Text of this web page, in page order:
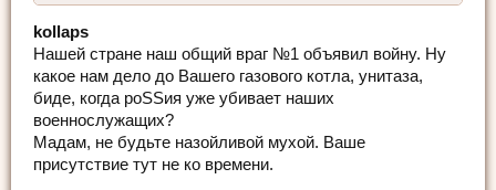
kollaps
Нашей стране наш общий враг №1 объявил войну. Ну
какое нам дело до Вашего газового котла, унитаза,
биде, когда роSSия уже убивает наших
военнослужащих?
Мадам, не будьте назойливой мухой. Ваше
присутствие тут не ко времени.